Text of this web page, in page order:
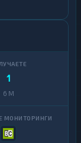
1
6 M